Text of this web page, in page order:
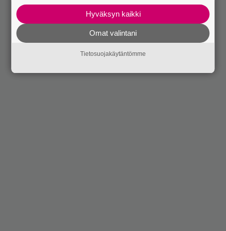
Hyväksyn kaikki
Omat valintani
Tietosuojakäytäntömme